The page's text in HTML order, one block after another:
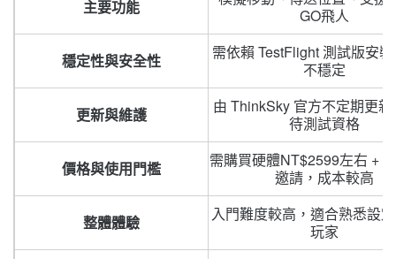
主要功能
GO飛人
穩定性與安全性
需依賴 TestFlight 測試版安
不穩定
更新與維護
由 ThinkSky 官方不定期更
待測試資格
價格與使用門檻
需購買硬體NT$2599左右 +
邀請，成本較高
整體體驗
入門難度較高，適合熟悉設
玩家